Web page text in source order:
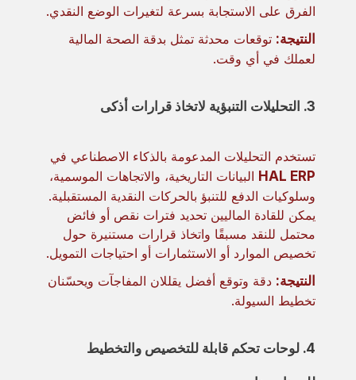
الفرق على الاستجابة بسرعة لتغيرات الوضع النقدي.
النتيجة: توقعات محدثة تمثل بدقة الصحة المالية
لعملك في أي وقت.
3. التحليلات التنبؤية لاتخاذ قرارات أذكى
تستخدم التحليلات المدعومة بالذكاء الاصطناعي في
HAL ERP البيانات التاريخية، والاتجاهات الموسمية،
وسلوكيات الدفع للتنبؤ بالحركات النقدية المستقبلية.
يمكن للقادة الماليين تحديد فترات نقص أو فائض
محتمل للنقد مسبقًا واتخاذ قرارات مستنيرة حول
تخصيص الموارد أو الاستثمارات أو احتياجات التمويل.
النتيجة: دقة وتوقع أفضل يقللان المفاجآت ويحسّنان
تخطيط السيولة.
4. لوحات تحكم قابلة للتخصيص والتخطيط